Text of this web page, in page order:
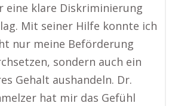
eine klare Diskriminierung
Mit seiner Hilfe konnte ich
nur meine Beförderung
sondern auch ein
Gehalt aushandeln. Dr.
hat mir das Gefühl